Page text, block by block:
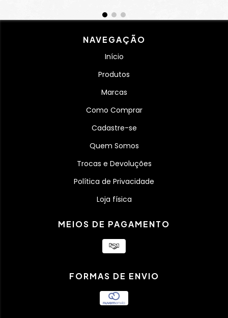
NAVEGAÇÃO
Início
Produtos
Marcas
Como Comprar
Cadastre-se
Quem Somos
Trocas e Devoluções
Política de Privacidade
Loja física
MEIOS DE PAGAMENTO
FORMAS DE ENVIO